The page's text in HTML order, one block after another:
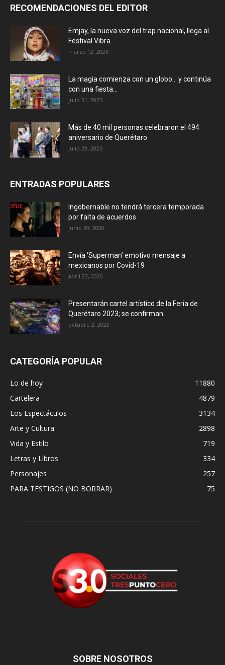
RECOMENDACIONES DEL EDITOR
Emjay, la nueva voz del trap nacional, llega al
Festival Vibra...
marzo 12, 2026
La magia comienza con un globo… y continúa
con una fiesta...
julio 31, 2025
Más de 40 mil personas celebraron el 494
aniversario de Querétaro
julio 29, 2025
ENTRADAS POPULARES
Ingobernable no tendrá tercera temporada
por falta de acuerdos
junio 20, 2020
Envía ‘Superman’ emotivo mensaje a
mexicanos por Covid-19
abril 23, 2020
Presentarán cartel artístico de la Feria de
Querétaro 2023; se confirman...
octubre 2, 2023
CATEGORÍA POPULAR
Lo de hoy
11880
Cartelera
4879
Los Espectáculos
3134
Arte y Cultura
2898
Vida y Estilo
719
Letras y Libros
334
Personajes
257
PARA TESTIGOS (NO BORRAR)
75
SOBRE NOSOTROS